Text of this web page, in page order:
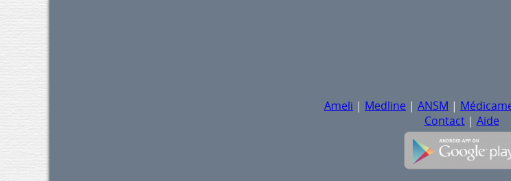
Ameli | Medline | ANSM |
Contact| Aide